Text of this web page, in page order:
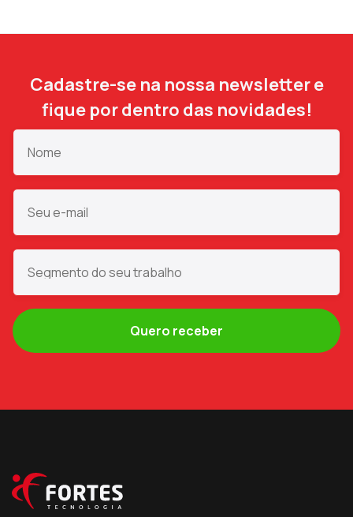
Cadastre-se na nossa newsletter e
fique por dentro das novidades!